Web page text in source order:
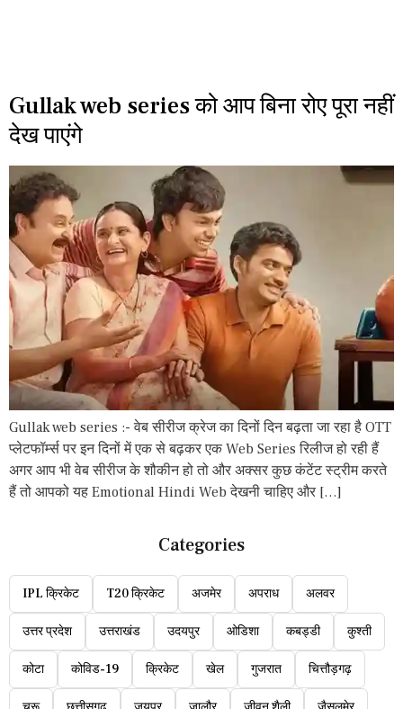
Gullak web series को आप बिना रोए पूरा नहीं
देख पाएंगे
Gullak web series :- वेब सीरीज क्रेज का दिनों दिन बढ़ता जा रहा है OTT
प्लेटफॉर्म्स पर इन दिनों में एक से बढ़कर एक Web Series रिलीज हो रही हैं
अगर आप भी वेब सीरीज के शौकीन हो तो और अक्सर कुछ कंटेंट स्ट्रीम करते
हैं तो आपको यह Emotional Hindi Web देखनी चाहिए और […]
Categories
IPL क्रिकेट T20 क्रिकेट अजमेर अपराध अलवर
उत्तर प्रदेश उत्तराखंड उदयपुर ओडिशा कबड्डी कुश्ती
कोटा कोविड-19 क्रिकेट खेल गुजरात चित्तौड़गढ़